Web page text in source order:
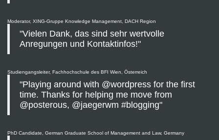
Moderator, XING-Gruppe Knowledge Management, DACH Region
"Vielen Dank, das sind sehr wertvolle
Anregungen und Kontaktinfos!"
Studiengangsleiter, Fachhochschule des BFI Wien, Österreich
"Playing around with @wordpress for the first
time. Thanks for helping me move from
@posterous, @jaegerwm #blogging"
PhD Candidate, German Graduate School of Management and Law, Germany